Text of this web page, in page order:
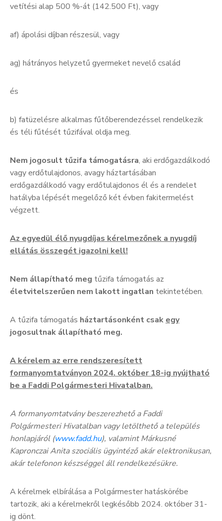
vetítési alap 500 %-át (142.500 Ft), vagy
af) ápolási díjban részesül, vagy
ag) hátrányos helyzetű gyermeket nevelő család
és
b) fatüzelésre alkalmas fűtőberendezéssel rendelkezik
és téli fűtését tűzifával oldja meg.
Nem jogosult tűzifa támogatásra, aki erdőgazdálkodó
vagy erdőtulajdonos, avagy háztartásában
erdőgazdálkodó vagy erdőtulajdonos él és a rendelet
hatályba lépését megelőző két évben fakitermelést
végzett.
Az egyedül élő nyugdíjas kérelmezőnek a nyugdíj
ellátás összegét igazolni kell!
Nem állapítható meg tűzifa támogatás az
életvitelszerűen nem lakott ingatlan tekintetében.
A tűzifa támogatás háztartásonként csak egy
jogosultnak állapítható meg.
A kérelem az erre rendszeresített
formanyomtatványon 2024. október 18-ig nyújtható
be a Faddi Polgármesteri Hivatalban.
A formanyomtatvány beszerezhető a Faddi
Polgármesteri Hivatalban vagy letölthető a település
honlapjáról (www.fadd.hu), valamint Márkusné
Kapronczai Anita szociális ügyintéző akár elektronikusan,
akár telefonon készséggel áll rendelkezésükre.
A kérelmek elbírálása a Polgármester hatáskörébe
tartozik, aki a kérelmekről legkésőbb 2024. október 31-
ig dönt.